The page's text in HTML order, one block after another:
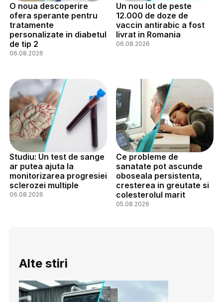
O noua descoperire
ofera sperante pentru
tratamente
personalizate in diabetul
de tip 2
06.08.2026
Un nou lot de peste
12.000 de doze de
vaccin antirabic a fost
livrat in Romania
06.08.2026
Studiu: Un test de sange
ar putea ajuta la
monitorizarea progresiei
sclerozei multiple
06.08.2026
Ce probleme de
sanatate pot ascunde
oboseala persistenta,
cresterea in greutate si
colesterolul marit
05.08.2026
Alte stiri